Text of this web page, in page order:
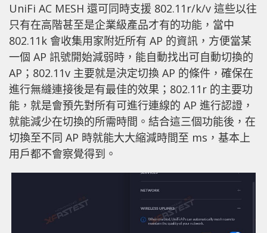
UniFi AC MESH 還可同時支援 802.11r/k/v 這些以往
只有在高階甚至是企業級產品才有的功能，當中
802.11k 會收集用家附近所有 AP 的資訊，方便當某
一個 AP 訊號開始減弱時，能自動找出可自動切換的
AP；802.11v 主要就是決定切換 AP 的條件，確保在
進行無縫連接後是有最佳的效果；802.11r 的主要功
能，就是會預先對所有可進行連線的 AP 進行認證，
就能減少在切換的所需時間。結合這三個功能後，在
切換至不同 AP 時就能大大縮減時間至 ms，基本上
用戶都不會察覺得到。